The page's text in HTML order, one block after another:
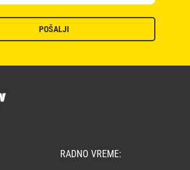
POŠALJI
RADNO VREME: